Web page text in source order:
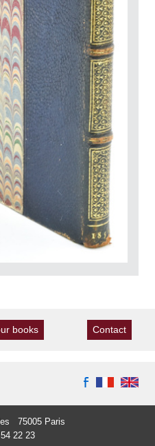
books Contact
75005 Paris
22 23